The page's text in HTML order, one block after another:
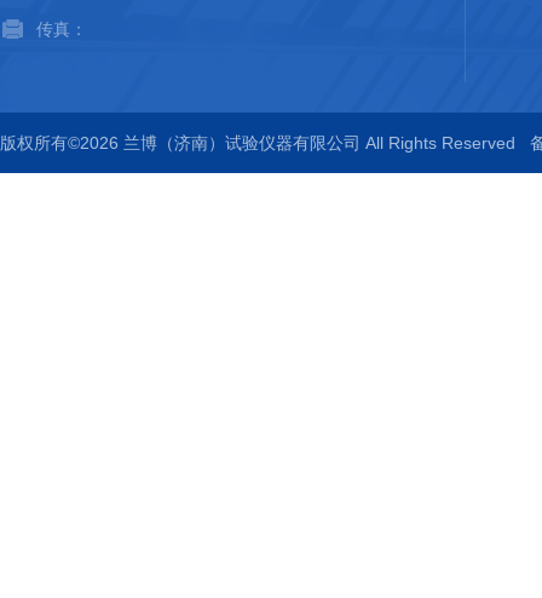
传真：
版权所有©2026 兰博（济南）试验仪器有限公司 All Rights Reserved